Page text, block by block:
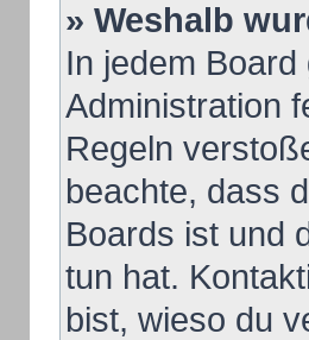
» Weshalb
In jedem
Administration
Regeln
beachte, dass
Boards ist und
tun hat.
bist, wieso du